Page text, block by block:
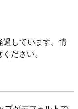
過しています。情
ださい。